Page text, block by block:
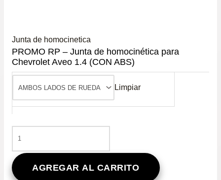
Junta de homocinetica
PROMO RP – Junta de homocinética para
Chevrolet Aveo 1.4 (CON ABS)
Limpiar
RP
-
JUNTA
DE
AGREGAR AL CARRITO